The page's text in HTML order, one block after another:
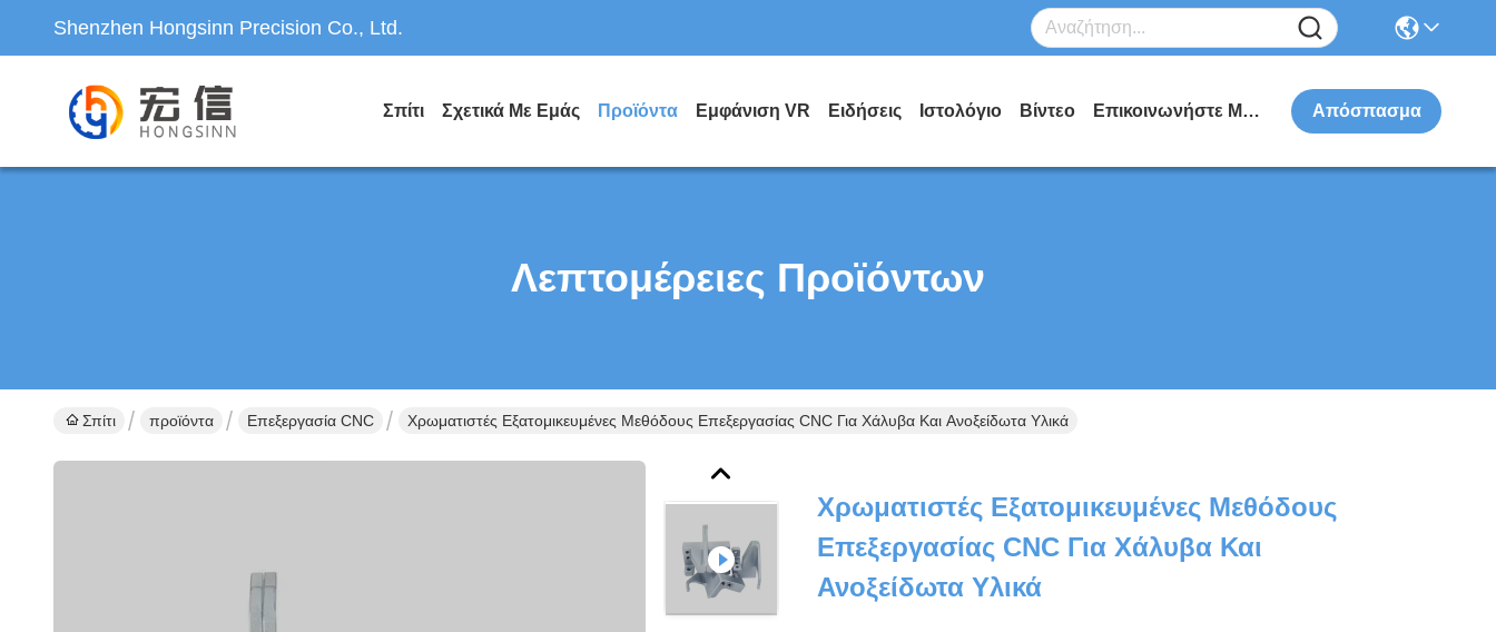
Shenzhen Hongsinn Precision Co., Ltd.
Σπίτι Σχετικά Με Εμάς Προϊόντα Εμφάνιση VR Ειδήσεις Ιστολόγιο Βίντεο Επικοινωνήστε Μαζί Μας Απόσπασμα
Λεπτομέρειες Προϊόντων
Σπίτι προϊόντα Επεξεργασία CNC Χρωματιστές Εξατομικευμένες Μεθόδους Επεξεργασίας CNC Για Χάλυβα Και Ανοξείδωτα Υλικά
Χρωματιστές Εξατομικευμένες Μεθόδους
Επεξεργασίας CNC Για Χάλυβα Και
Ανοξείδωτα Υλικά